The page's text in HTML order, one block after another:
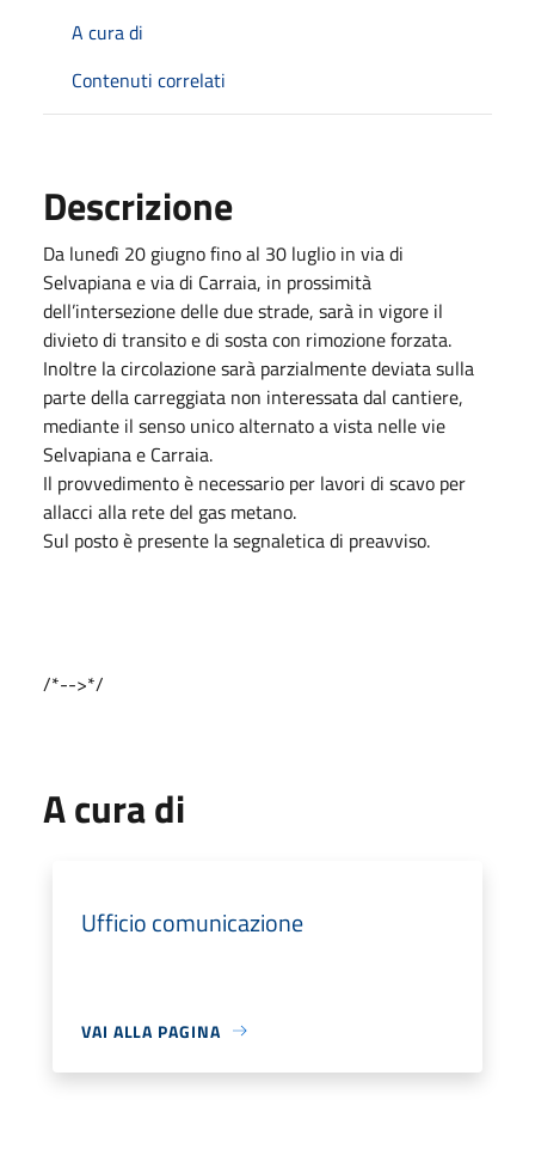
A cura di
Contenuti correlati
Descrizione
Da lunedì 20 giugno fino al 30 luglio in via di
Selvapiana e via di Carraia, in prossimità
dell’intersezione delle due strade, sarà in vigore il
divieto di transito e di sosta con rimozione forzata.
Inoltre la circolazione sarà parzialmente deviata sulla
parte della carreggiata non interessata dal cantiere,
mediante il senso unico alternato a vista nelle vie
Selvapiana e Carraia.
Il provvedimento è necessario per lavori di scavo per
allacci alla rete del gas metano.
Sul posto è presente la segnaletica di preavviso.
/*-->*/
A cura di
Ufficio comunicazione
VAI ALLA PAGINA